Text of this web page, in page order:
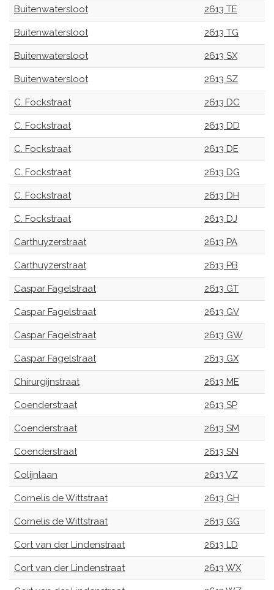
Buitenwatersloot 2613 TE
Buitenwatersloot 2613 TG
Buitenwatersloot 2613 SX
Buitenwatersloot 2613 SZ
C. Fockstraat 2613 DC
C. Fockstraat 2613 DD
C. Fockstraat 2613 DE
C. Fockstraat 2613 DG
C. Fockstraat 2613 DH
C. Fockstraat 2613 DJ
Carthuyzerstraat 2613 PA
Carthuyzerstraat 2613 PB
Caspar Fagelstraat 2613 GT
Caspar Fagelstraat 2613 GV
Caspar Fagelstraat 2613 GW
Caspar Fagelstraat 2613 GX
Chirurgijnstraat 2613 ME
Coenderstraat 2613 SP
Coenderstraat 2613 SM
Coenderstraat 2613 SN
Colijnlaan 2613 VZ
Cornelis de Wittstraat 2613 GH
Cornelis de Wittstraat 2613 GG
Cort van der Lindenstraat 2613 LD
Cort van der Lindenstraat 2613 WX